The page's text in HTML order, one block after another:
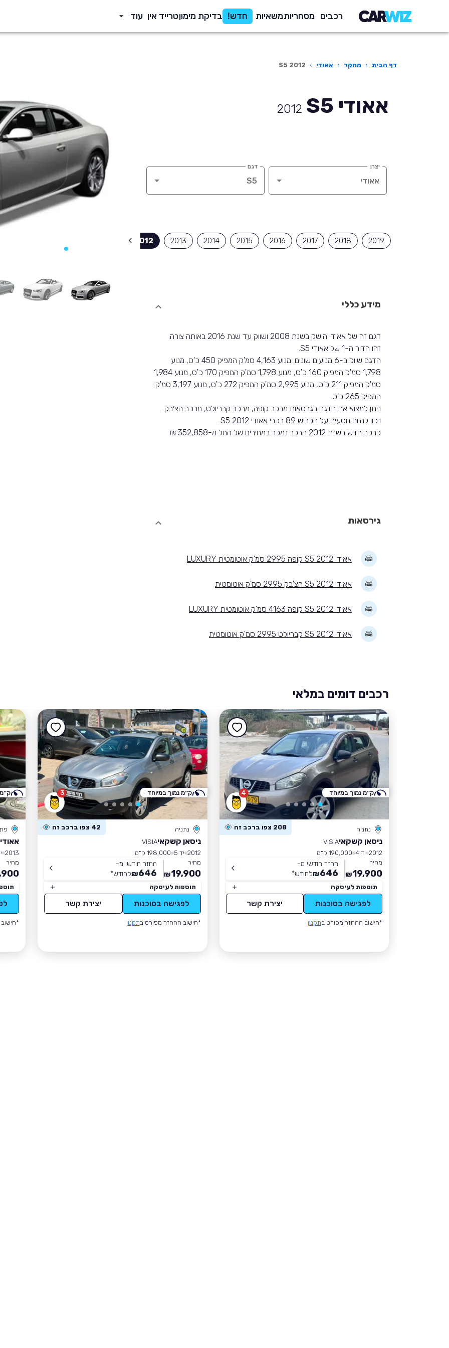
רכבים מסחריותמשאיות חדש! בדיקת מימוןטרייד אין עוד
דף הבית › מחקר › אאודי ›
S5 2012
אאודי S5 2012
יצרן דגם
2019
2018
2017
2016
2015
2014
2013
2012
מידע כללי
דגם זה של אאודי הושק בשנת 2008 ושווק עד שנת 2016 באותה צורה.
זהו הדור ה-1 של אאודי S5.
הדגם שווק ב-6 מנועים שונים. מנוע 4,163 סמ'ק המפיק 450 כ'ס, מנוע
1,798 סמ'ק המפיק 160 כ'ס, מנוע 1,798 סמ'ק המפיק 170 כ'ס, מנוע 1,984
סמ'ק המפיק 211 כ'ס, מנוע 2,995 סמ'ק המפיק 272 כ'ס, מנוע 3,197 סמ'ק
המפיק 265 כ'ס.
ניתן למצוא את הדגם בגרסאות מרכב קופה, מרכב קבריולט, מרכב הצ׳בק.
נכון להיום נוסעים על הכביש 89 רכבי אאודי S5 2012.
כרכב חדש בשנת 2012 הרכב נמכר במחירים של החל מ-352,858 ₪.
גירסאות
אאודי S5 2012 קופה 2995 סמ'ק אוטומטית LUXURY
אאודי S5 2012 הצ'בק 2995 סמ'ק אוטומטית
אאודי S5 2012 קופה 4163 סמ'ק אוטומטית LUXURY
אאודי S5 2012 קבריולט 2995 סמ'ק אוטומטית
רכבים דומים במלאי
4
נתניה 208 צפו ברכב זה
ניסאן קשקאיVISIA
2012 יד 4
190,000 ק״מ
מחיר
19,900
₪
החזר חודשי מ-
646
₪לחודש*
תוספות לעיסקה
לפגישה בסוכנות יצירת קשר
*חישוב ההחזר מפורט בתקנון
ק״מ נמוך במיוחד 3
נתניה 42 צפו ברכב זה
ניסאן קשקאיVISIA
2012 יד 5
198,000 ק״מ
מחיר
19,900
₪
החזר חודשי מ-
646
₪לחודש*
תוספות לעיסקה
לפגישה בסוכנות יצירת קשר
*חישוב ההחזר מפורט בתקנון
ק״מ נמוך במיוחד
אאודי S5
2013
מחיר